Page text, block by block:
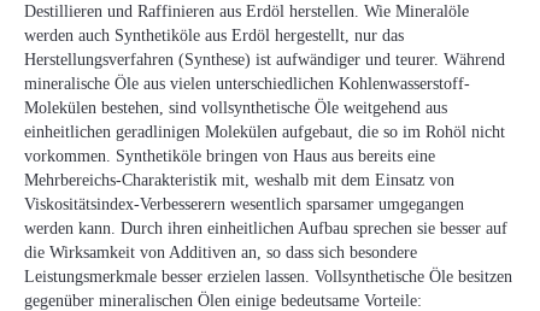
Destillieren und Raffinieren aus Erdöl herstellen. Wie Mineralöle
werden auch Synthetiköle aus Erdöl hergestellt, nur das
Herstellungsverfahren (Synthese) ist aufwändiger und teurer. Während
mineralische Öle aus vielen unterschiedlichen Kohlenwasserstoff-
Molekülen bestehen, sind vollsynthetische Öle weitgehend aus
einheitlichen geradlinigen Molekülen aufgebaut, die so im Rohöl nicht
vorkommen. Synthetiköle bringen von Haus aus bereits eine
Mehrbereichs-Charakteristik mit, weshalb mit dem Einsatz von
Viskositätsindex-Verbesserern wesentlich sparsamer umgegangen
werden kann. Durch ihren einheitlichen Aufbau sprechen sie besser auf
die Wirksamkeit von Additiven an, so dass sich besondere
Leistungsmerkmale besser erzielen lassen. Vollsynthetische Öle besitzen
gegenüber mineralischen Ölen einige bedeutsame Vorteile: